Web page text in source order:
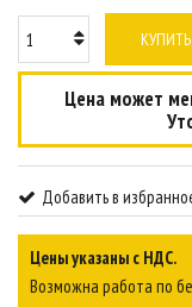
КУПИТЬ
Цена может
Добавить в
Цены указаны с НДС.
Возможна работа по